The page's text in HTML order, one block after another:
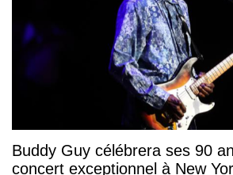
Buddy Guy célébrera ses 90
concert exceptionnel à New